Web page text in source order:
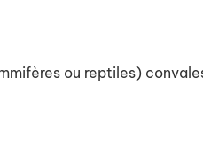
ou reptiles)